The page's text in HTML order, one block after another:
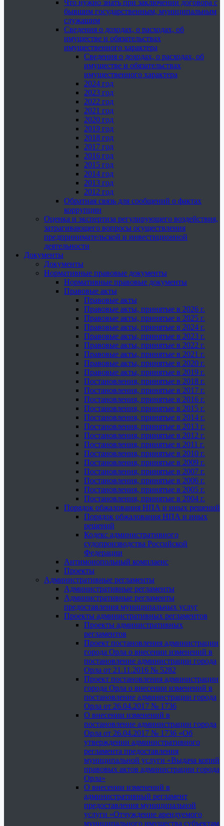
Что нужно знать при заключении договора с
бывшим государственным, муниципальным
служащим
Сведения о доходах, о расходах, об
имуществе и обязательствах
имущественного характера
Сведения о доходах, о расходах, об
имуществе и обязательствах
имущественного характера
2024 год
2023 год
2022 год
2021 год
2020 год
2019 год
2018 год
2017 год
2016 год
2015 год
2014 год
2013 год
2012 год
Обратная связь для сообщений о фактах
коррупции
Оценка и экспертиза регулирующего воздействия,
затрагивающего вопросы осуществления
предпринимательской и инвестиционной
деятельности
Документы
Документы
Нормативные правовые документы
Нормативные правовые документы
Правовые акты
Правовые акты
Правовые акты, принятые в 2026 г.
Правовые акты, принятые в 2025 г.
Правовые акты, принятые в 2024 г.
Правовые акты, принятые в 2023 г.
Правовые акты, принятые в 2022 г.
Правовые акты, принятые в 2021 г.
Правовые акты, принятые в 2020 г.
Правовые акты, принятые в 2019 г.
Постановления, принятые в 2018 г.
Постановления, принятые в 2017 г.
Постановления, принятые в 2016 г.
Постановления, принятые в 2015 г.
Постановления, принятые в 2014 г.
Постановления, принятые в 2013 г.
Постановления, принятые в 2012 г.
Постановления, принятые в 2011 г.
Постановления, принятые в 2010 г.
Постановления, принятые в 2009 г.
Постановления, принятые в 2007 г.
Постановления, принятые в 2006 г.
Постановления, принятые в 2005 г.
Постановления, принятые в 2004 г.
Порядок обжалования НПА и иных решений
Порядок обжалования НПА и иных
решений
Кодекс административного
судопроизводства Российской
Федерации
Антимонопольный комплаенс
Проекты
Административные регламенты
Административные регламенты
Административные регламенты
предоставления муниципальных услуг
Проекты административных регламентов
Проекты административных
регламентов
Проект постановления администрации
города Орла о внесении изменений в
постановление администрации города
Орла от 21.11.2016 № 5282
Проект постановления администрации
города Орла о внесении изменений в
постановление администрации города
Орла от 26.04.2017 № 1736
О внесении изменений в
постановление администрации города
Орла от 26.04.2017 № 1736 «Об
утверждении административного
регламента предоставления
муниципальной услуги «Выдача копий
правовых актов администрации города
Орла»
О внесении изменений в
административный регламент
предоставления муниципальной
услуги «Отчуждение арендуемого
муниципального имущества субъектам